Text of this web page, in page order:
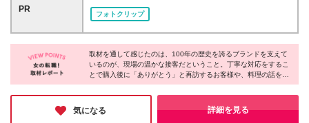
齢、経験、能力を考慮の上、優遇いたします。待遇条
浅い方も歓迎いたします！ ※残業代は実労働時間に応
じて全額別途支給いたします。
ます 【東京】 ◇二子玉川ライズ店 ◇北千住マルイ店
◇南町田グランベリーパークアウトレット店 ◇池袋
東武店 ◇新宿伊勢丹店 ◇松屋銀座店 ◇日本橋三越店
【神奈川】 ◇テラスモール湘南店 ◇ラゾーナ川崎店
◇そごう横浜店 ◇三井アウトレットパーク 横浜ベイ
サイド店 【埼玉】 ◇そごう大宮店 ◇レイクタウン ア
ウトレット店 ◇三井アウトレットパーク入間店 【千
葉】 ◇三井アウトレットパーク 幕張店 ◇三井アウト
レットパーク 木更津店 ◇酒々井プレミアム・アウト
レット店 【栃木】 ◇佐野プレミアム・アウトレット
PR
フォトクリップ
取材を通して感じたのは、100年の歴史を誇るブランドを支えて
いるのが、現場の温かな接客だということ。丁寧な対応をするこ
とで購入後に「ありがとう」と再訪するお客様や、料理の話を共
有しに来る方がいるなど、関係が続いていく接客が根付いていま
す。働いていくうちにブランドのファンになるスタッフも多く、
だからこそ心の通う提案ができるのだと実感しました！
気になる 詳細を見る